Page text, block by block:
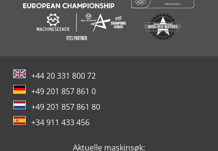
+44 20 331 800 72
+49 201 857 861 0
+49 201 857 861 80
+34 911 433 456
Aktuelle maskinsøk: